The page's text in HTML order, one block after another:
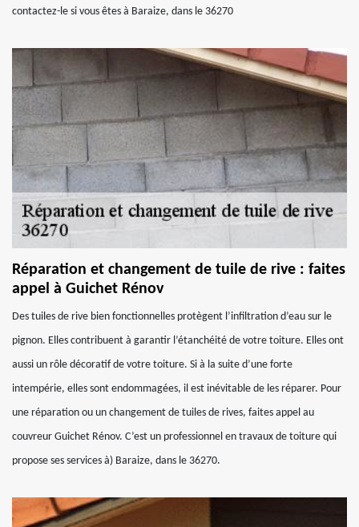
contactez-le si vous êtes à Baraize, dans le 36270
Réparation et changement de tuile de rive : faites
appel à Guichet Rénov
Des tuiles de rive bien fonctionnelles protègent l’infiltration d’eau sur le
pignon. Elles contribuent à garantir l’étanchéité de votre toiture. Elles ont
aussi un rôle décoratif de votre toiture. Si à la suite d’une forte
intempérie, elles sont endommagées, il est inévitable de les réparer. Pour
une réparation ou un changement de tuiles de rives, faites appel au
couvreur Guichet Rénov. C’est un professionnel en travaux de toiture qui
propose ses services à) Baraize, dans le 36270.